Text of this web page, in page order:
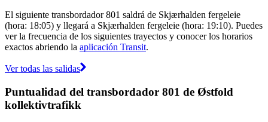
El siguiente transbordador 801 saldrá de Skjærhalden fergeleie
(hora: 18:05) y llegará a Skjærhalden fergeleie (hora: 19:10). Puedes
ver la frecuencia de los siguientes trayectos y conocer los horarios
exactos abriendo la aplicación Transit.
Ver todas las salidas
Puntualidad del transbordador 801 de Østfold
kollektivtrafikk